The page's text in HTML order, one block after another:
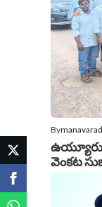
By
వెంకట